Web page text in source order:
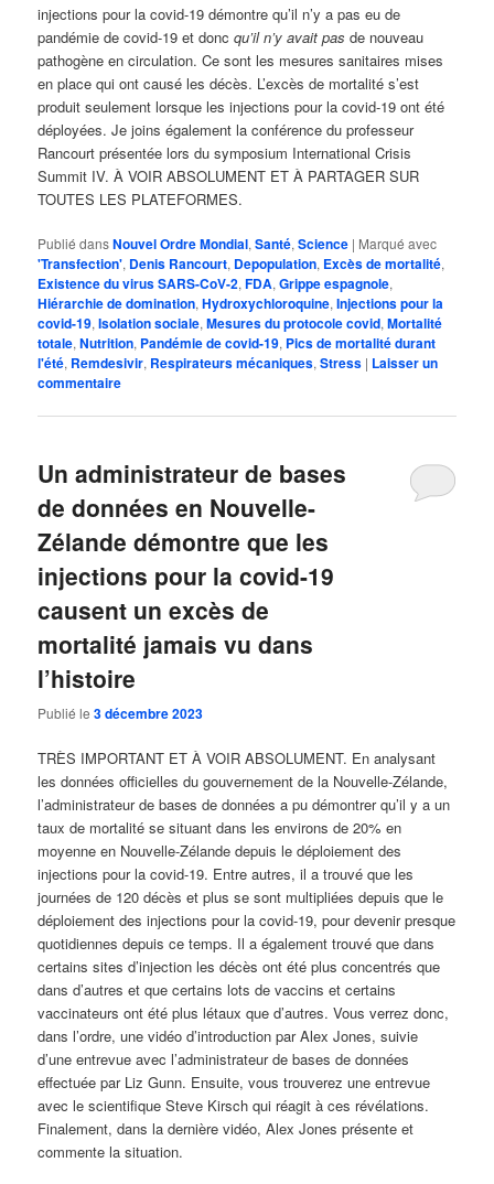
injections pour la covid-19 démontre qu’il n’y a pas eu de
pandémie de covid-19 et doncqu’il n’y avait pas de nouveau
pathogène en circulation. Ce sont les mesures sanitaires mises
en place qui ont causé les décès. L’excès de mortalité s’est
produit seulement lorsque les injections pour la covid-19 ont été
déployées. Je joins également la conférence du professeur
Rancourt présentée lors du symposium International Crisis
Summit IV. À VOIR ABSOLUMENT ET À PARTAGER SUR
TOUTES LES PLATEFORMES.
Publié dansNouvel Ordre Mondial,Santé,Science | Marqué avec
'Transfection', Denis Rancourt, Depopulation, Excès de mortalité,
Existence du virus SARS-CoV-2,FDA,Grippe espagnole,
Hiérarchie de domination,Hydroxychloroquine,Injections pour la
covid-19,Isolation sociale,Mesures du protocole covid,Mortalité
totale,Nutrition, Pandémie de covid-19, Pics de mortalité durant
l'été, Remdesivir, Respirateurs mécaniques,Stress | Laisser un
commentaire
Un administrateur de bases
de données en Nouvelle-
Zélande démontre que les
injections pour la covid-19
causent un excès de
mortalité jamais vu dans
l’histoire
Publié le3 décembre 2023
TRÈS IMPORTANT ET À VOIR ABSOLUMENT. En analysant
les données officielles du gouvernement de la Nouvelle-Zélande,
l’administrateur de bases de données a pu démontrer qu’il y a un
taux de mortalité se situant dans les environs de 20% en
moyenne en Nouvelle-Zélande depuis le déploiement des
injections pour la covid-19. Entre autres, il a trouvé que les
journées de 120 décès et plus se sont multipliées depuis que le
déploiement des injections pour la covid-19, pour devenir presque
quotidiennes depuis ce temps. Il a également trouvé que dans
certains sites d’injection les décès ont été plus concentrés que
dans d’autres et que certains lots de vaccins et certains
vaccinateurs ont été plus létaux que d’autres. Vous verrez donc,
dans l’ordre, une vidéo d’introduction par Alex Jones, suivie
d’une entrevue avec l’administrateur de bases de données
effectuée par Liz Gunn. Ensuite, vous trouverez une entrevue
avec le scientifique Steve Kirsch qui réagit à ces révélations.
Finalement, dans la dernière vidéo, Alex Jones présente et
commente la situation.